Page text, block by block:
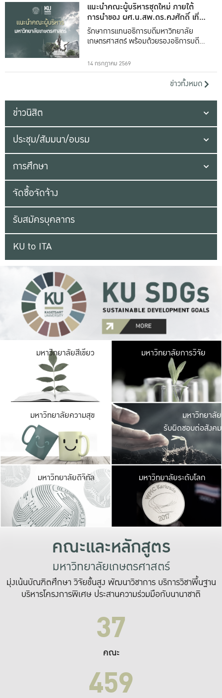
แนะนำคณะผู้บริหารชุดใหม่ ภายใต้
การนำของ ผศ.น.สพ.ดร.คงศักดิ์ เที่ยง
ธรรม
รักษาการแทนอธิการบดีมหาวิทยาลัย
เกษตรศาสตร์ พร้อมด้วยรองอธิการบดีทั้ง
14 กรกฎาคม 2569
ข่าวทั้งหมด
ข่าวนิสิต
ประชุม/สัมมนา/อบรม
การศึกษา
จัดซื้อจัดจ้าง
รับสมัครบุคลากร
KU to ITA
มหาวิทยาลัยสีเขียว มหาวิ
มีพื้นที่เขียวสดใส
เป็นป่าในเมือง เกษต
มหาวิทยาลัยการวิจัย
มหาวิทยาลัยความสุข มหาวิ
ค
เปิดประ
และพบเรื่องราวใ
มหาวิทยาลัย
รับผิดชอบต่อสังคม
มหาวิทยาลัยดิจิทัล มหาวิ
เปลี่ยนแปลง แล
เพื่อทำง
ระบบสารสนเทศ
มหาวิทยาลัยระดับโลก
คณะและหลักสูตร
มหาวิทยาลัยเกษตรศาสตร์
มุ่งเน้นบัณฑิตศึกษา วิจัยขั้นสูง พัฒนาวิชาการ บริการวิชาพื้นฐาน
บริหารโครงการพิเศษ ประสานความร่วมมือกับนานาชาติ
37
คณะ
459